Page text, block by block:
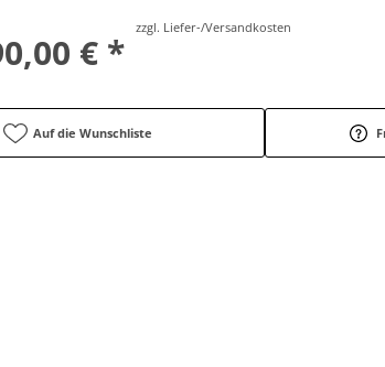
€ *
zzgl. Liefer-/Versandkosten
Auf die Wunschliste